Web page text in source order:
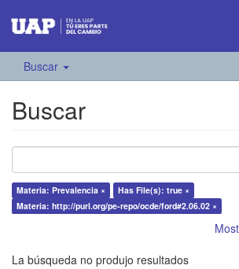
Buscar
Buscar
Materia: Prevalencia ×
Has File(s): true ×
Materia: http://purl.org/pe-repo/ocde/ford#2.06.02 ×
La búsqueda no produjo resultados